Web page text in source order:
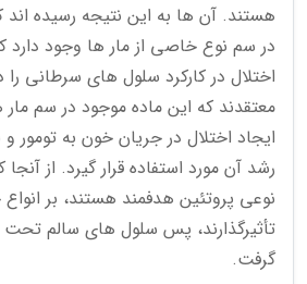
هستند. آن ها به این نتیجه رسیده اند
در سم نوع خاصی از مار ها وجود دارد
اختلال در کارکرد سلول های سرطانی
معتقدند که این ماده موجود در سم مار
ایجاد اختلال در جریان خون به تومور و
رشد آن مورد استفاده قرار گیرد. از
نوعی پروتئین هدفمند هستند، بر
تأثیرگذارند، پس سلول های سالم تحت
گرفت.